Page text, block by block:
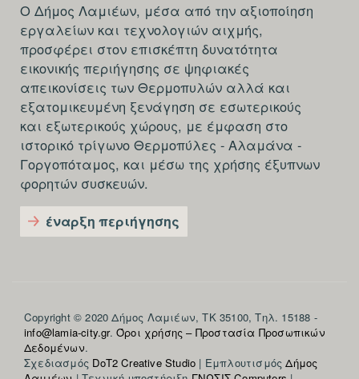
Ο Δήμος Λαμιέων, μέσα από την αξιοποίηση
εργαλείων και τεχνολογιών αιχμής,
προσφέρει στον επισκέπτη δυνατότητα
εικονικής περιήγησης σε ψηφιακές
απεικονίσεις των Θερμοπυλών αλλά και
εξατομικευμένη ξενάγηση σε εσωτερικούς
και εξωτερικούς χώρους, με έμφαση στο
ιστορικό τρίγωνο Θερμοπύλες - Αλαμάνα -
Γοργοπόταμος, και μέσω της χρήσης έξυπνων
φορητών συσκευών.
έναρξη περιήγησης
Section
footer-
Copyright © 2020 Δήμος Λαμιέων, ΤΚ 35100, Τηλ. 15188 -
info@lamia-city.gr.Όροι χρήσης – Προστασία Προσωπικών
Δεδομένων.
Σχεδιασμός DoT2 Creative Studio | ΕμπλουτισμόςΔήμος